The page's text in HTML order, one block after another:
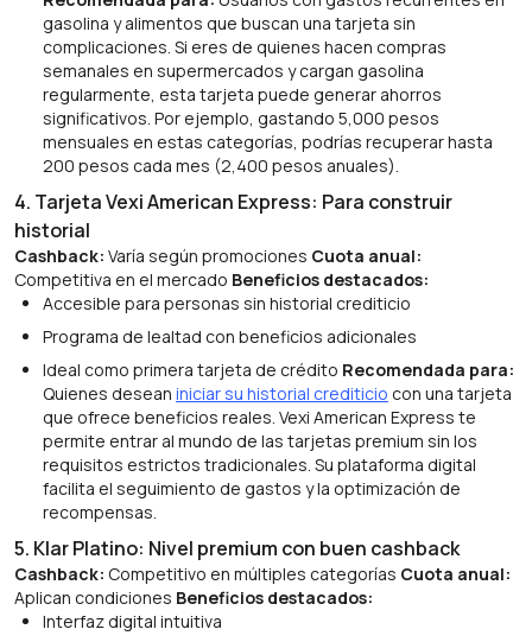
gasolina y alimentos que buscan una tarjeta sin
complicaciones. Si eres de quienes hacen compras
semanales en supermercados y cargan gasolina
regularmente, esta tarjeta puede generar ahorros
significativos. Por ejemplo, gastando 5,000 pesos
mensuales en estas categorías, podrías recuperar hasta
200 pesos cada mes (2,400 pesos anuales).
4. Tarjeta Vexi American Express: Para construir
historial
Cashback: Varía según promociones Cuota anual:
Competitiva en el mercado Beneficios destacados:
Accesible para personas sin historial crediticio
Programa de lealtad con beneficios adicionales
Ideal como primera tarjeta de crédito Recomendada para:
Quienes desean iniciar su historial crediticio con una tarjeta
que ofrece beneficios reales. Vexi American Express te
permite entrar al mundo de las tarjetas premium sin los
requisitos estrictos tradicionales. Su plataforma digital
facilita el seguimiento de gastos y la optimización de
recompensas.
5. Klar Platino: Nivel premium con buen cashback
Cashback: Competitivo en múltiples categorías Cuota anual:
Aplican condiciones Beneficios destacados:
Interfaz digital intuitiva